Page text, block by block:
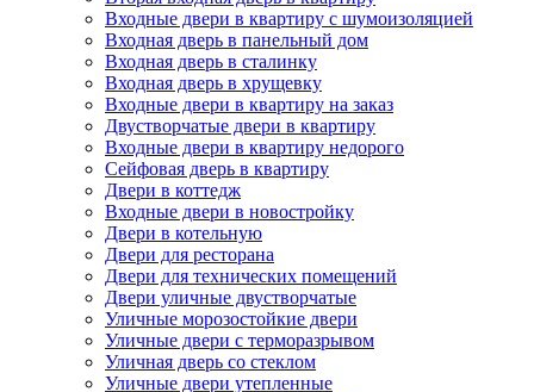
Входные двери в квартиру с шумоизоляцией
Входная дверь в панельный дом
Входная дверь в сталинку
Входная дверь в хрущевку
Входные двери в квартиру на заказ
Двустворчатые двери в квартиру
Входные двери в квартиру недорого
Сейфовая дверь в квартиру
Двери в коттедж
Входные двери в новостройку
Двери в котельную
Двери для ресторана
Двери для технических помещений
Двери уличные двустворчатые
Уличные морозостойкие двери
Уличные двери с терморазрывом
Уличная дверь со стеклом
Уличные двери утепленные